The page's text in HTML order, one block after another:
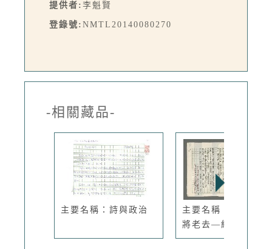
提供者: 李魁賢
登錄號: NMTL20140080270
-相關藏品-
主要名稱：詩與政治
主要名稱：有情人終
將老去—給...